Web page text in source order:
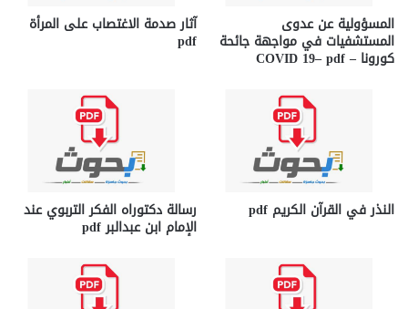
المسؤولية عن عدوى
المستشفيات في مواجهة جائحة
كورونا – COVID 19– pdf
آثار صدمة الاغتصاب على المرأة
pdf
النذر في القرآن الكريم pdf رسالة دكتوراه الفكر التربوي عند
الإمام ابن عبدالبر pdf